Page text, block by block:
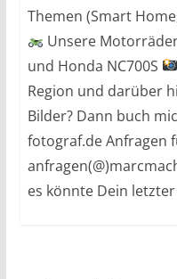
Themen (Smart
Unsere
und Honda NC700S
Region und darüber
Bilder? Dann buch
fotograf.de Anfragen
es könnte Dein